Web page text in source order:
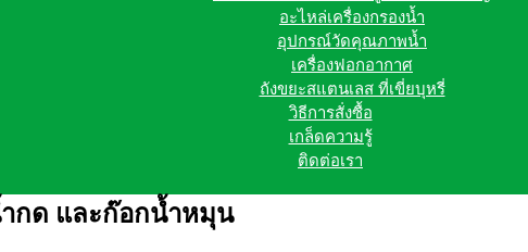
อะไหล่เครื่องกรองน้ำ
อุปกรณ์วัดคุณภาพน้ำ
เครื่องฟอกอากาศ
ถังขยะสแตนเลส ที่เขี่ยบุหรี่
วิธีการสั่งซื้อ
เกล็ดความรู้
ติดต่อเรา
กด และก๊อกน้ำหมุน